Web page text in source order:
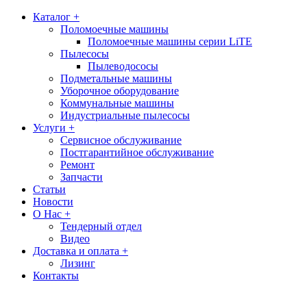
Каталог +
Поломоечные машины
Поломоечные машины серии LiTE
Пылесосы
Пылеводососы
Подметальные машины
Уборочное оборудование
Коммунальные машины
Индустриальные пылесосы
Услуги +
Сервисное обслуживание
Постгарантийное обслуживание
Ремонт
Запчасти
Статьи
Новости
О Нас +
Тендерный отдел
Видео
Доставка и оплата +
Лизинг
Контакты